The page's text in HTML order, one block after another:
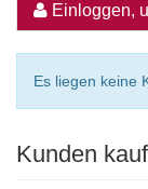
Einloggen,
Es liegen keine
Kunden